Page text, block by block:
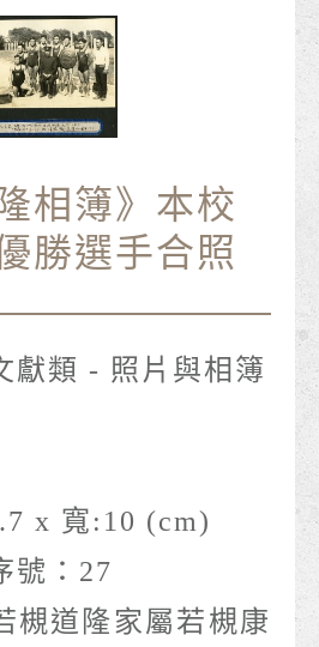
相簿》本校
勝選手合照
獻類 - 照片與相簿
x 寬:10 (cm)
號：27
槻道隆家屬若槻康